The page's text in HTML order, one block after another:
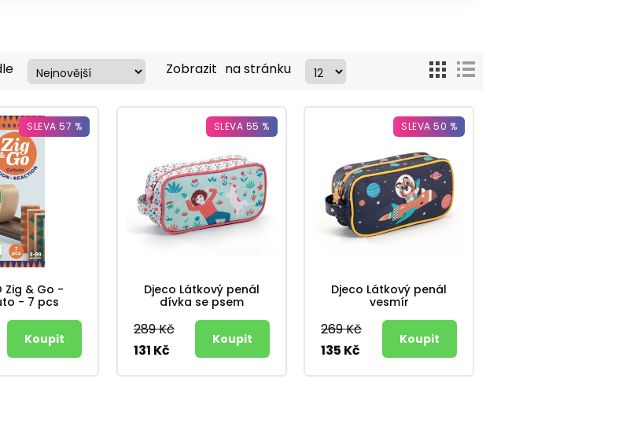
Zobrazit na stránku
SLEVA 57 %
Zig & Go -
- 7 pcs
SLEVA 55 %
Djeco Látkový penál
dívka se psem
289 Kč
131 Kč
SLEVA 50 %
Djeco Látkový penál
vesmír
269 Kč
135 Kč